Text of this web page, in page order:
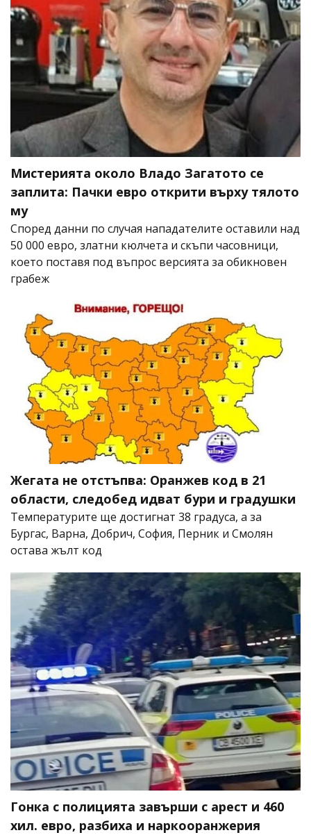
Мистерията около Владо Загатото се
заплита: Пачки евро открити върху тялото
му
Според данни по случая нападателите оставили над
50 000 евро, златни кюлчета и скъпи часовници,
което поставя под въпрос версията за обикновен
грабеж
Жегата не отстъпва: Оранжев код в 21
области, следобед идват бури и градушки
Температурите ще достигнат 38 градуса, а за
Бургас, Варна, Добрич, София, Перник и Смолян
остава жълт код
Гонка с полицията завърши с арест и 460
хил. евро, разбиха и наркооранжерия